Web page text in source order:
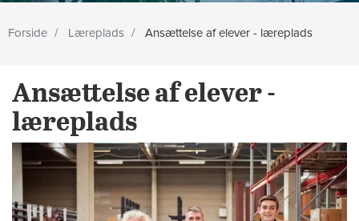
Forside Læreplads Ansættelse af elever - læreplads
Ansættelse af elever -
læreplads